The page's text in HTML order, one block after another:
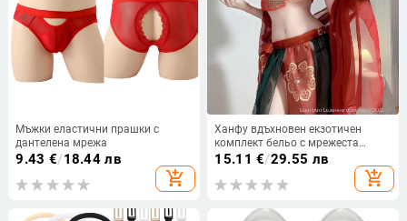
Мъжки еластични прашки с
дантелена мрежа
9.43 €/18.44 лв
add_shopping_cart
Ханфу вдъхновен екзотичен
комплект бельо с мрежеста
коремна лента, полиестер 80–
15.11 €/29.55 лв
add_shopping_cart